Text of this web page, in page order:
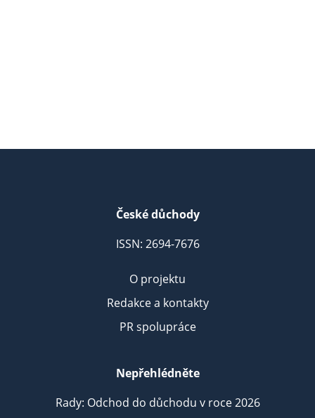
České důchody
ISSN: 2694-7676
O projektu
Redakce a kontakty
PR spolupráce
Nepřehlédněte
Rady: Odchod do důchodu v roce 2026